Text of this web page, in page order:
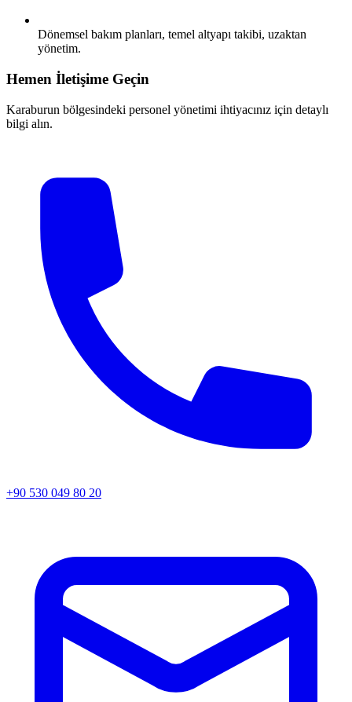
Dönemsel bakım planları, temel altyapı takibi, uzaktan
yönetim.
Hemen İletişime Geçin
Karaburun bölgesindeki personel yönetimi ihtiyacınız için detaylı
bilgi alın.
+90 530 049 80 20